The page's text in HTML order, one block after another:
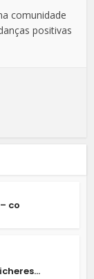
comunidade
positivas
co